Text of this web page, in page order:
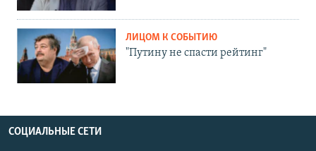
ЛИЦОМ К СОБЫТИЮ
"Путину не спасти рейтинг"
СОЦИАЛЬНЫЕ СЕТИ